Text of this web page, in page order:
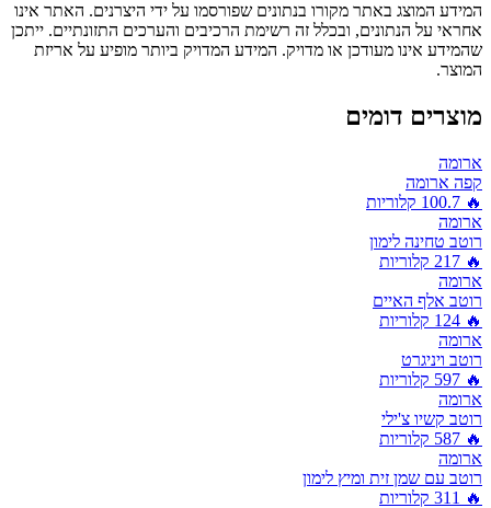
המידע המוצג באתר מקורו בנתונים שפורסמו על ידי היצרנים. האתר אינו
אחראי על הנתונים, ובכלל זה רשימת הרכיבים והערכים התזונתיים. ייתכן
שהמידע אינו מעודכן או מדויק. המידע המדויק ביותר מופיע על אריזת
המוצר.
מוצרים דומים
ארומה
קפה ארומה
🔥
100.7 קלוריות
ארומה
רוטב טחינה לימון
🔥
217 קלוריות
ארומה
רוטב אלף האיים
🔥
124 קלוריות
ארומה
רוטב ויניגרט
🔥
597 קלוריות
ארומה
רוטב קשיו צ'ילי
🔥
587 קלוריות
ארומה
רוטב עם שמן זית ומיץ לימון
🔥
311 קלוריות